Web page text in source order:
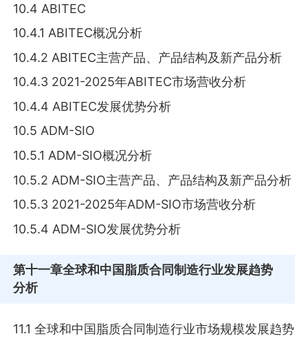
10.4 ABITEC
10.4.1 ABITEC概况分析
10.4.2 ABITEC主营产品、产品结构及新产品分析
10.4.3 2021-2025年ABITEC市场营收分析
10.4.4 ABITEC发展优势分析
10.5 ADM-SIO
10.5.1 ADM-SIO概况分析
10.5.2 ADM-SIO主营产品、产品结构及新产品分析
10.5.3 2021-2025年ADM-SIO市场营收分析
10.5.4 ADM-SIO发展优势分析
第十一章全球和中国脂质合同制造行业发展趋势
分析
11.1 全球和中国脂质合同制造行业市场规模发展趋势